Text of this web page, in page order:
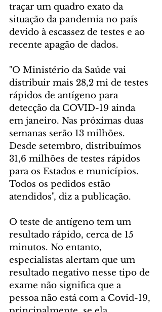
traçar um quadro exato da
situação da pandemia no país
devido à escassez de testes e ao
recente apagão de dados.
"O Ministério da Saúde vai
distribuir mais 28,2 mi de testes
rápidos de antígeno para
detecção da COVID-19 ainda
em janeiro. Nas próximas duas
semanas serão 13 milhões.
Desde setembro, distribuímos
31,6 milhões de testes rápidos
para os Estados e municípios.
Todos os pedidos estão
atendidos", diz a publicação.
O teste de antígeno tem um
resultado rápido, cerca de 15
minutos. No entanto,
especialistas alertam que um
resultado negativo nesse tipo de
exame não significa que a
pessoa não está com a Covid-19,